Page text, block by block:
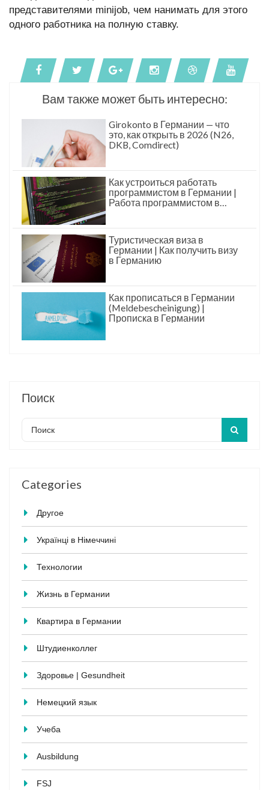
представителями minijob, чем нанимать для этого
одного работника на полную ставку.
Вам также может быть интересно:
Girokonto в Германии — что
это, как открыть в 2026 (N26,
DKB, Comdirect)
Как устроиться работать
программистом в Германии |
Работа программистом в
Туристическая виза в
Германии | Как получить визу
в Германию
Как прописаться в Германии
(Meldebescheinigung) |
Прописка в Германии
Поиск
Categories
Другое
Українці в Німеччині
Технологии
Жизнь в Германии
Квартира в Германии
Штудиенколлег
Здоровье | Gesundheit
Немецкий язык
Учеба
Ausbildung
FSJ